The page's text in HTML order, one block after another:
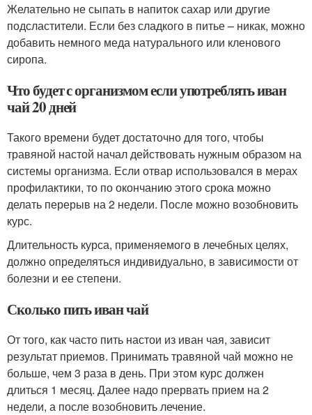
Желательно не сыпать в напиток сахар или другие
подсластители. Если без сладкого в питье – никак, можно
добавить немного меда натурального или кленового
сиропа.
Что будет с организмом если употреблять иван
чай 20 дней
Такого времени будет достаточно для того, чтобы
травяной настой начал действовать нужным образом на
системы организма. Если отвар использовался в мерах
профилактики, то по окончанию этого срока можно
делать перерыв на 2 недели. После можно возобновить
курс.
Длительность курса, применяемого в лечебных целях,
должно определяться индивидуально, в зависимости от
болезни и ее степени.
Сколько пить иван чай
От того, как часто пить настои из иван чая, зависит
результат приемов. Принимать травяной чай можно не
больше, чем 3 раза в день. При этом курс должен
длиться 1 месяц. Далее надо прервать прием на 2
недели, а после возобновить лечение.